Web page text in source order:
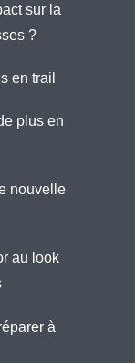
sur la
?
en trail
plus en
nouvelle
au look
à